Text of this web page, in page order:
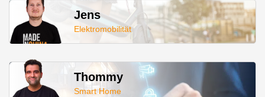
Jens
Elektromobilität
Thommy
Smart Home